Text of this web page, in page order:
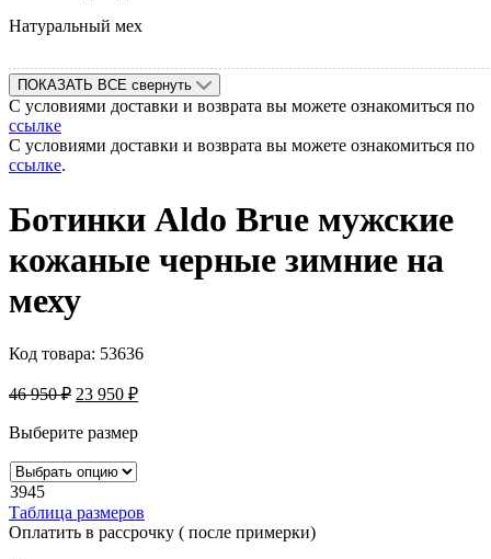
Натуральный мех
ПОКАЗАТЬ ВСЕ свернуть
С условиями доставки и возврата вы можете ознакомиться по
ссылке
С условиями доставки и возврата вы можете ознакомиться по
ссылке.
Ботинки Aldo Brue мужские
кожаные черные зимние на
меху
Код товара: 53636
46 950₽ 23 950 ₽
Выберите размер
3945
Таблица размеров
Оплатить в рассрочку ( после примерки)